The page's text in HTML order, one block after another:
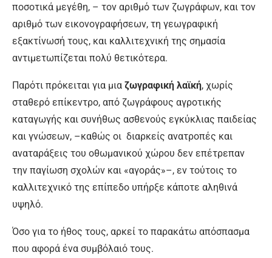
ποσοτικά μεγέθη, – τον αριθμό των ζωγράφων, και τον
αριθμό των εικονογραφήσεων, τη γεωγραφική
εξακτίνωσή τους, και καλλιτεχνική της σημασία
αντιμετωπίζεται πολύ θετικότερα.
Παρότι πρόκειται για μια ζωγραφική λαϊκή, χωρίς
σταθερό επίκεντρο, από ζωγράφους αγροτικής
καταγωγής και συνήθως ασθενούς εγκύκλιας παιδείας
και γνώσεων, –καθώς οι διαρκείς ανατροπές και
αναταράξεις του οθωμανικού χώρου δεν επέτρεπαν
την παγίωση σχολών και «αγοράς»–, εν τούτοις το
καλλιτεχνικό της επίπεδο υπήρξε κάποτε αληθινά
υψηλό.
Όσο για το ήθος τους, αρκεί το παρακάτω απόσπασμα
που αφορά ένα συμβόλαιό τους.